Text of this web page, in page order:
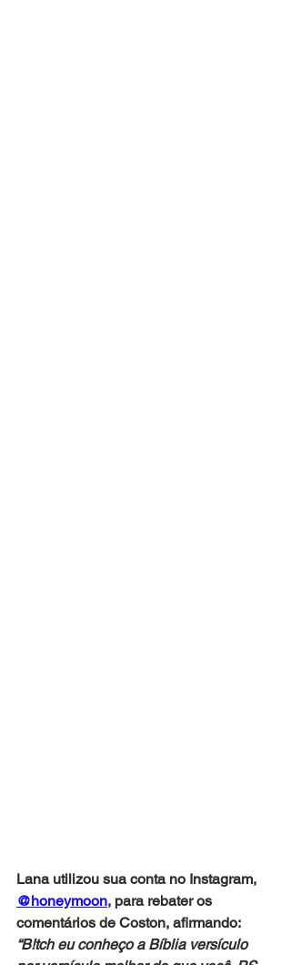
Lana utilizou sua conta no Instagram,
@honeymoon, para rebater os
comentários de Coston, afirmando:
“B!tch eu conheço a Bíblia versículo